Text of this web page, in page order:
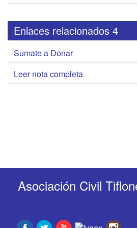
Enlaces relacionados 4
Sumate a Donar
Leer nota completa
Asociación Civil